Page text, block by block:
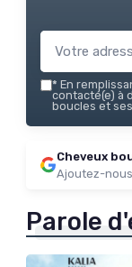
* En
contacté(e) à
boucles et
Cheveux
Ajoutez-
Parole